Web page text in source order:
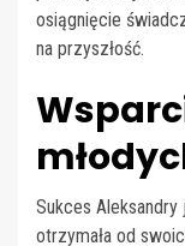
osiągnięcie
na przyszłość.
Sukces
otrzymała od